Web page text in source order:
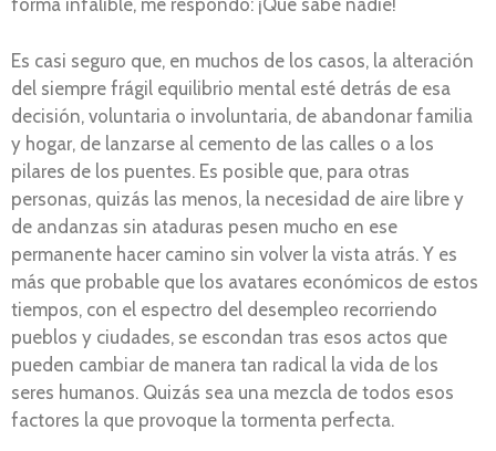
forma infalible, me respondo: ¡Qué sabe nadie!
Es casi seguro que, en muchos de los casos, la alteración
del siempre frágil equilibrio mental esté detrás de esa
decisión, voluntaria o involuntaria, de abandonar familia
y hogar, de lanzarse al cemento de las calles o a los
pilares de los puentes. Es posible que, para otras
personas, quizás las menos, la necesidad de aire libre y
de andanzas sin ataduras pesen mucho en ese
permanente hacer camino sin volver la vista atrás. Y es
más que probable que los avatares económicos de estos
tiempos, con el espectro del desempleo recorriendo
pueblos y ciudades, se escondan tras esos actos que
pueden cambiar de manera tan radical la vida de los
seres humanos. Quizás sea una mezcla de todos esos
factores la que provoque la tormenta perfecta.